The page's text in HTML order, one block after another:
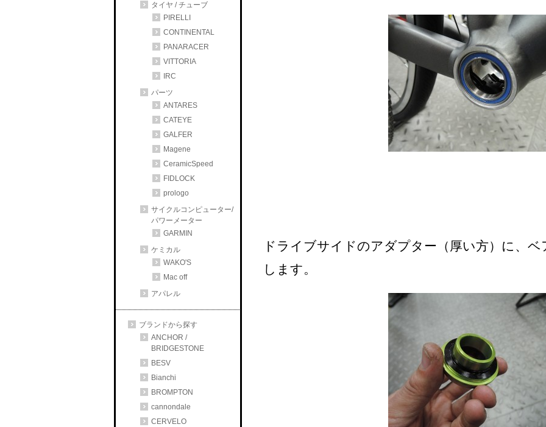
タイヤ / チューブ
PIRELLI
CONTINENTAL
PANARACER
VITTORIA
IRC
パーツ
ANTARES
CATEYE
GALFER
Magene
CeramicSpeed
FIDLOCK
prologo
サイクルコンピューター/
パワーメーター
GARMIN
ケミカル
WAKO'S
Mac off
アパレル
ブランドから探す
ANCHOR /
BRIDGESTONE
BESV
Bianchi
BROMPTON
cannondale
CERVELO
ドライブサイドのアダプター（厚い方）に、
します。